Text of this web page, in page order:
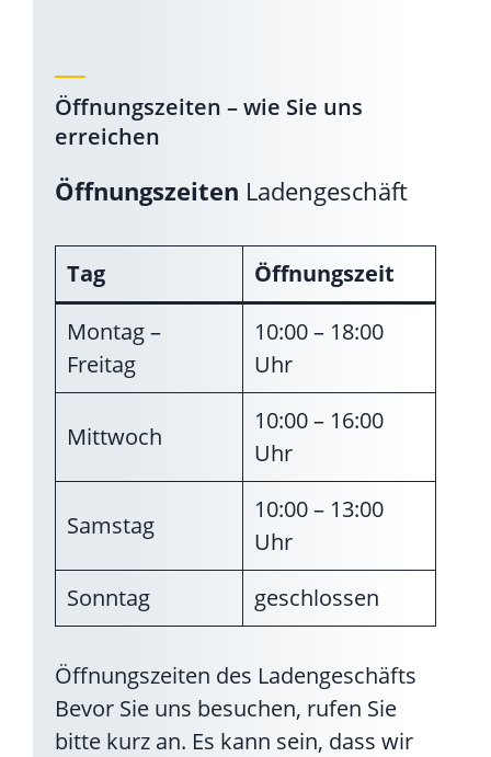
Öffnungszeiten – wie Sie uns
erreichen
Öffnungszeiten Ladengeschäft
Tag
Öffnungszeit
Montag –
Freitag
10:00 – 18:00
Uhr
Mittwoch
10:00 – 16:00
Uhr
Samstag
10:00 – 13:00
Uhr
Sonntag
geschlossen
Öffnungszeiten des Ladengeschäfts
Bevor Sie uns besuchen, rufen Sie
bitte kurz an. Es kann sein, dass wir